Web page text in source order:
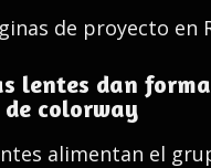
de proyecto en
lentes dan
de colorway
alimentan el